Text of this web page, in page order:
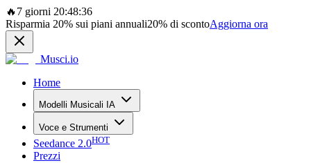
🔥 7 giorni 20:48:36
Risparmia 20% sui piani annuali20% di scontoAggiorna ora
Musci.io
Home
Modelli Musicali IA
Voce e Strumenti
Seedance 2.0HOT
Prezzi